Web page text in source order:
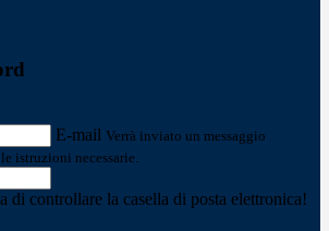
E-mail Verrà inviato un messaggio
istruzioni necessarie.
di controllare la casella di posta elettronica!